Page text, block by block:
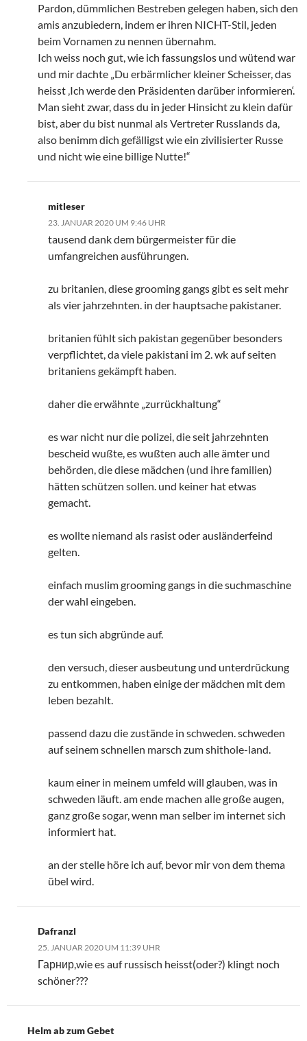
Pardon, dümmlichen Bestreben gelegen haben, sich den
amis anzubiedern, indem er ihren NICHT-Stil, jeden
beim Vornamen zu nennen übernahm.
Ich weiss noch gut, wie ich fassungslos und wütend war
und mir dachte „Du erbärmlicher kleiner Scheisser, das
heisst ‚Ich werde den Präsidenten darüber informieren‘.
Man sieht zwar, dass du in jeder Hinsicht zu klein dafür
bist, aber du bist nunmal als Vertreter Russlands da,
also benimm dich gefälligst wie ein zivilisierter Russe
und nicht wie eine billige Nutte!“
mitleser
23. JANUAR 2020 UM 9:46 UHR
tausend dank dem bürgermeister für die
umfangreichen ausführungen.
zu britanien, diese grooming gangs gibt es seit mehr
als vier jahrzehnten. in der hauptsache pakistaner.
britanien fühlt sich pakistan gegenüber besonders
verpflichtet, da viele pakistani im 2. wk auf seiten
britaniens gekämpft haben.
daher die erwähnte „zurrückhaltung“
es war nicht nur die polizei, die seit jahrzehnten
bescheid wußte, es wußten auch alle ämter und
behörden, die diese mädchen (und ihre familien)
hätten schützen sollen. und keiner hat etwas
gemacht.
es wollte niemand als rasist oder ausländerfeind
gelten.
einfach muslim grooming gangs in die suchmaschine
der wahl eingeben.
es tun sich abgründe auf.
den versuch, dieser ausbeutung und unterdrückung
zu entkommen, haben einige der mädchen mit dem
leben bezahlt.
passend dazu die zustände in schweden. schweden
auf seinem schnellen marsch zum shithole-land.
kaum einer in meinem umfeld will glauben, was in
schweden läuft. am ende machen alle große augen,
ganz große sogar, wenn man selber im internet sich
informiert hat.
an der stelle höre ich auf, bevor mir von dem thema
übel wird.
Dafranzl
25. JANUAR 2020 UM 11:39 UHR
Гарнир,wie es auf russisch heisst(oder?) klingt noch
schöner???
Helm ab zum Gebet